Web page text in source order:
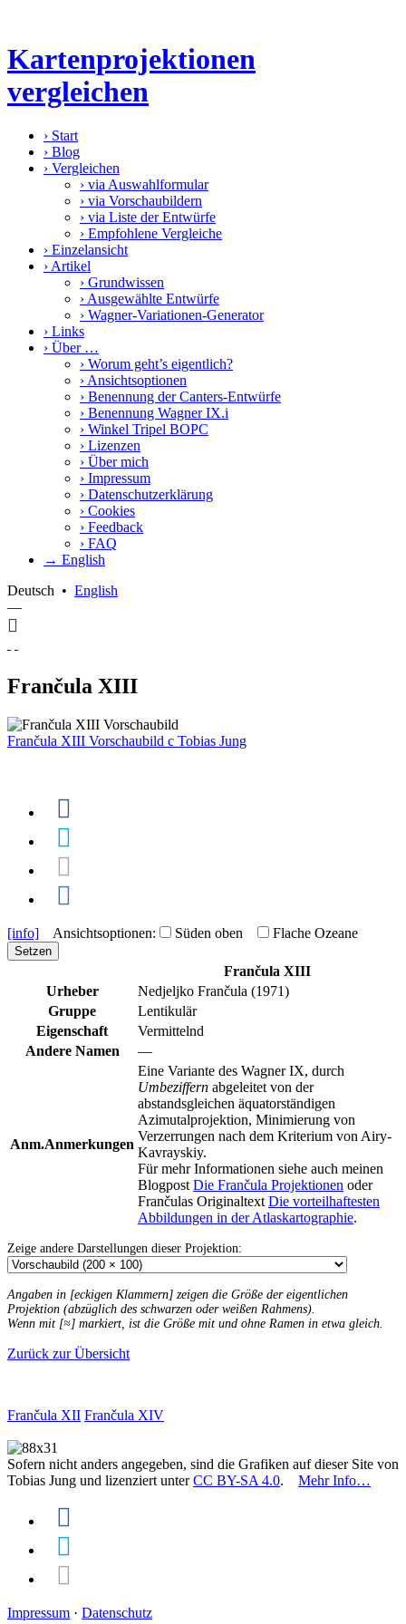
Kartenprojektionen
vergleichen
› Start
› Blog
› Vergleichen
› via Auswahlformular
› via Vorschaubildern
› via Liste der Entwürfe
› Empfohlene Vergleiche
› Einzelansicht
› Artikel
› Grundwissen
› Ausgewählte Entwürfe
› Wagner-Variationen-Generator
› Links
› Über …
› Worum geht’s eigentlich?
› Ansichtsoptionen
› Benennung der Canters-Entwürfe
› Benennung Wagner IX.i
› Winkel Tripel BOPC
› Lizenzen
› Über mich
› Impressum
› Datenschutzerklärung
› Cookies
› Feedback
› FAQ
→ English
Deutsch • English
—
Frančula XIII
Frančula XIII Vorschaubild c Tobias Jung
[info] Ansichtsoptionen: Süden oben Flache Ozeane
Setzen
Frančula XIII
Urheber
Nedjeljko Frančula (1971)
Gruppe
Lentikulär
Eigenschaft
Vermittelnd
Andere Namen
—
Anm.Anmerkungen
Eine Variante des Wagner IX, durch
Umbeziffern abgeleitet von der
abstandsgleichen äquatorständigen
Azimutalprojektion, Minimierung von
Verzerrungen nach dem Kriterium von Airy-
Kavrayskiy.
Für mehr Informationen siehe auch meinen
Blogpost Die Frančula Projektionen oder
Frančulas Originaltext Die vorteilhaftesten
Abbildungen in der Atlaskartographie.
Zeige andere Darstellungen dieser Projektion:
Angaben in [eckigen Klammern] zeigen die Größe der eigentlichen
Projektion (abzüglich des schwarzen oder weißen Rahmens).
Wenn mit [≈] markiert, ist die Größe mit und ohne Ramen in etwa gleich.
Zurück zur Übersicht
Frančula XII Frančula XIV
Sofern nicht anders angegeben, sind die Grafiken auf dieser Site von
Tobias Jung und lizenziert unterCC BY-SA 4.0. Mehr Info…
Impressum · Datenschutz